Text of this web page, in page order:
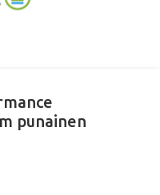
punainen